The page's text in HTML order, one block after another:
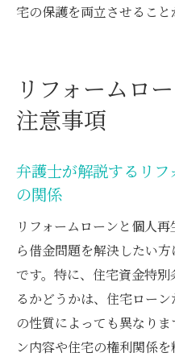
宅の保護を両立させること
リフォームロ
注意事項
弁護士が解説するリ
の関係
リフォームローンと個人
ら借金問題を解決したい
です。特に、住宅資金特
るかどうかは、住宅ロー
の性質によっても異なり
ン内容や住宅の権利関係